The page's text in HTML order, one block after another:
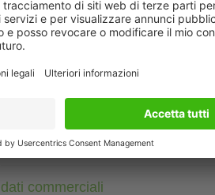
Dati tecnici
Dati del cavo
dati commerciali